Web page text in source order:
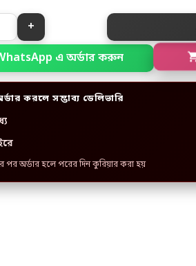
এ অর্ডার করুন
করলে সম্ভাব্য ডেলিভারি
পর অর্ডার হলে পরের দিন কুরিয়ার করা হয়